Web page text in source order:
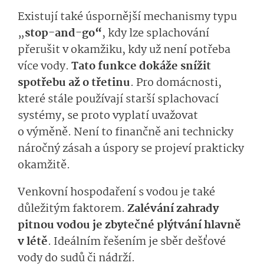
Existují také úspornější mechanismy typu
„stop-and-go“, kdy lze splachování
přerušit v okamžiku, kdy už není potřeba
více vody. Tato funkce dokáže snížit
spotřebu až o třetinu. Pro domácnosti,
které stále používají starší splachovací
systémy, se proto vyplatí uvažovat
o výměně. Není to finančně ani technicky
náročný zásah a úspory se projeví prakticky
okamžitě.
Venkovní hospodaření s vodou je také
důležitým faktorem. Zalévání zahrady
pitnou vodou je zbytečné plýtvání hlavně
v létě. Ideálním řešením je sběr dešťové
vody do sudů či nádrží.